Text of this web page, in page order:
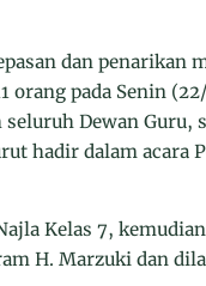
dan penarikan
orang pada Senin
Dewan Guru,
hadir dalam acara
Kelas 7,
H. Marzuki dan